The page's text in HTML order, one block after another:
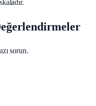
sorun.